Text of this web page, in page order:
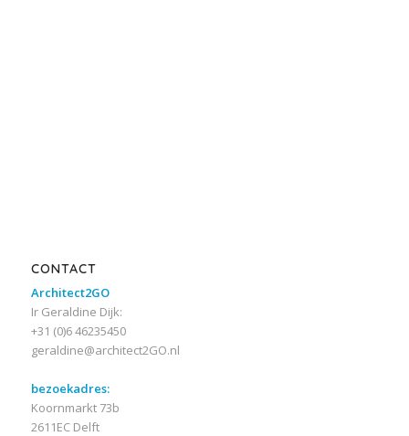
CONTACT
Architect2GO
Ir Geraldine Dijk:
+31 (0)6 46235450
geraldine@architect2GO.nl
bezoekadres:
Koornmarkt 73b
2611EC Delft